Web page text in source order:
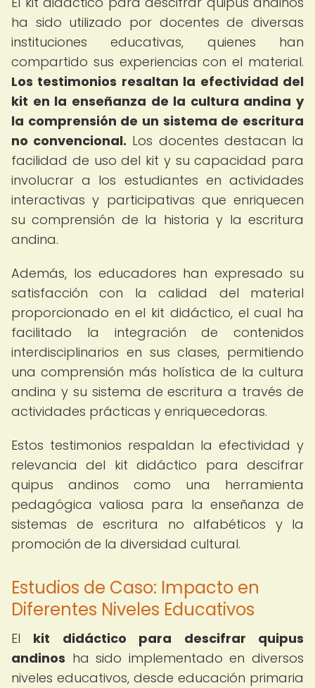
ha sido utilizado por docentes de diversas
instituciones educativas, quienes han
compartido sus experiencias con el material.
Los testimonios resaltan la efectividad del
kit en la enseñanza de la cultura andina y
la comprensión de un sistema de escritura
no convencional. Los docentes destacan la
facilidad de uso del kit y su capacidad para
involucrar a los estudiantes en actividades
interactivas y participativas que enriquecen
su comprensión de la historia y la escritura
andina.
Además, los educadores han expresado su
satisfacción con la calidad del material
proporcionado en el kit didáctico, el cual ha
facilitado la integración de contenidos
interdisciplinarios en sus clases, permitiendo
una comprensión más holística de la cultura
andina y su sistema de escritura a través de
actividades prácticas y enriquecedoras.
Estos testimonios respaldan la efectividad y
relevancia del kit didáctico para descifrar
quipus andinos como una herramienta
pedagógica valiosa para la enseñanza de
sistemas de escritura no alfabéticos y la
promoción de la diversidad cultural.
Estudios de Caso: Impacto en
Diferentes Niveles Educativos
El kit didáctico para descifrar quipus
andinos ha sido implementado en diversos
niveles educativos, desde educación primaria